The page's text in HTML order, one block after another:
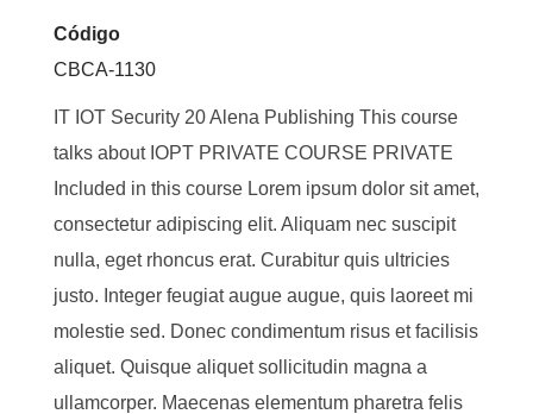
Código
CBCA-1130
IT IOT Security 20 Alena Publishing This course
talks about IOPT PRIVATE COURSE PRIVATE
Included in this course Lorem ipsum dolor sit amet,
consectetur adipiscing elit. Aliquam nec suscipit
nulla, eget rhoncus erat. Curabitur quis ultricies
justo. Integer feugiat augue augue, quis laoreet mi
molestie sed. Donec condimentum risus et facilisis
aliquet. Quisque aliquet sollicitudin magna a
ullamcorper. Maecenas elementum pharetra felis